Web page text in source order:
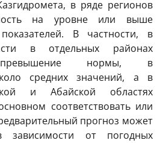
в ряде регионов
на уровне или выше
В частности, в
в отдельных районах
превышение нормы, в
средних значений, а в
и Абайской областях
соответствовать или
прогноз может
зависимости от погодных